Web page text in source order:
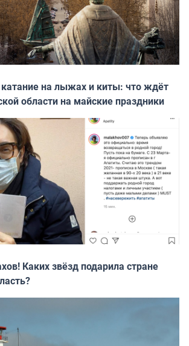
на лыжах и киты: что ждёт
области на майские праздники
Каких звёзд подарила стране